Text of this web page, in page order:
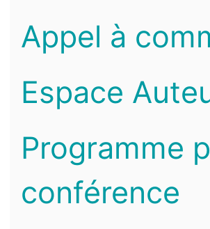
Appel à
Espace
Programme
conférence